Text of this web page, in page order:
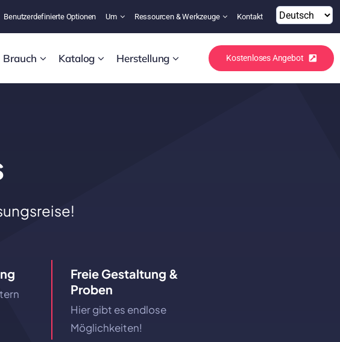
Benutzerdefinierte Optionen Um Ressourcen & Werkzeuge Kontakt
Brauch Katalog Herstellung Kostenloses Angebot
Freie Gestaltung &
Proben
Hier gibt es endlose
Möglichkeiten!